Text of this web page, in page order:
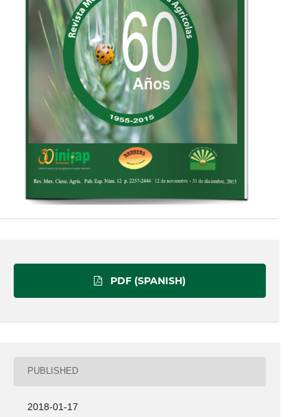
PDF (SPANISH)
PUBLISHED
2018-01-17